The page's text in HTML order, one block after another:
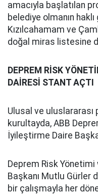
amacıyla başlatılan
belediye olmanın
Kızılcahamam ve
doğal miras listesine
DEPREM RİSK
DAİRESİ STANT AÇTI
Ulusal ve uluslararası
kurultayda, ABB
İyileştirme Daire
Deprem Risk
Başkanı Mutlu Gürler
bir çalışmayla her